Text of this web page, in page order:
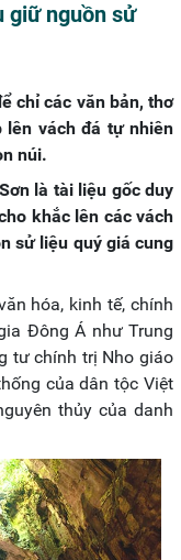
giữ nguồn sử
chỉ các văn bản, thơ
lên vách đá tự nhiên
núi.
là tài liệu gốc duy
khắc lên các vách
sử liệu quý giá cung
hóa, kinh tế, chính
Đông Á như Trung
tư chính trị Nho giáo
của dân tộc Việt
thủy của danh